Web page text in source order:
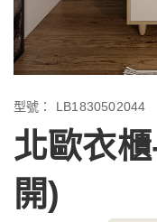
型號： LB1830502044
北歐衣
開)